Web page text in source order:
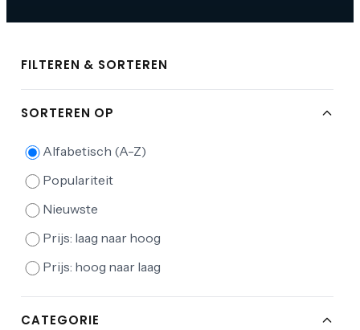
FILTEREN & SORTEREN
SORTEREN OP
Alfabetisch (A-Z)
Populariteit
Nieuwste
Prijs: laag naar hoog
Prijs: hoog naar laag
CATEGORIE